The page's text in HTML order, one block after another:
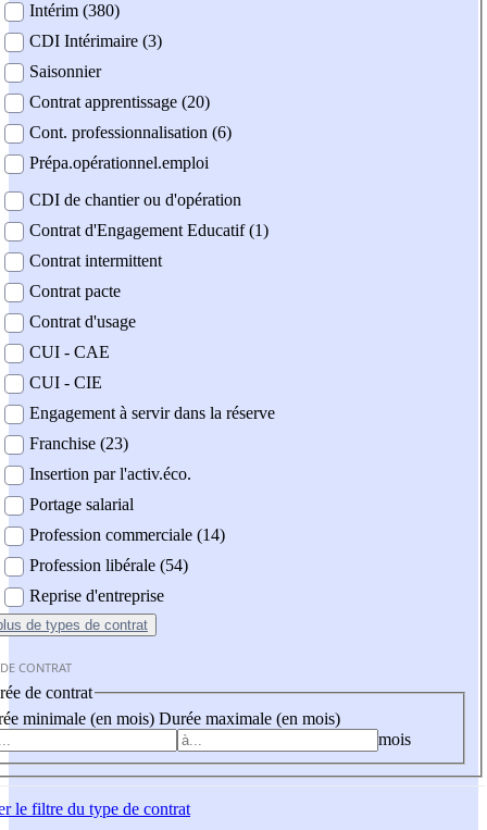
Intérim (380)
CDI Intérimaire (3)
Saisonnier
Contrat apprentissage (20)
Cont. professionnalisation (6)
Prépa.opérationnel.emploi
CDI de chantier ou d'opération
Contrat d'Engagement Educatif (1)
Contrat intermittent
Contrat pacte
Contrat d'usage
CUI - CAE
CUI - CIE
Engagement à servir dans la réserve
Franchise (23)
Insertion par l'activ.éco.
Portage salarial
Profession commerciale (14)
Profession libérale (54)
Reprise d'entreprise
de types de contrat
CONTRAT
de contrat
minimale (en mois) Durée maximale (en mois)
mois
le filtre du type de contrat